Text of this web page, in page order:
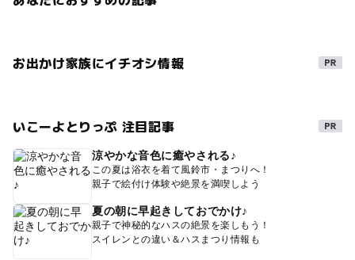
お出かけ家族にイチオシ情報
いこーよとりっぷ 注目記事
涼やかな音色に癒やされる♪
この夏は浴衣を着て風鈴市・まつりへ！
親子で絵付け体験や絶景を満喫しよう
夏の朝に早起きしておでかけ♪
親子で神秘的なハスの絶景を楽しもう！
スイレンとの違い＆ハスまつり情報も